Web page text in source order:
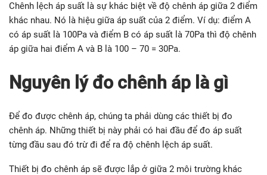
Chênh lệch áp suất là sự khác biệt về độ chênh áp giữa 2 điểm
khác nhau. Nó là hiệu giữa áp suất của 2 điểm. Ví dụ: điểm A
có áp suất là 100Pa và điểm B có áp suất là 70Pa thì độ chênh
áp giữa hai điểm A và B là 100 – 70 = 30Pa.
Nguyên lý đo chênh áp là gì
Để đo được chênh áp, chúng ta phải dùng các thiết bị đo
chênh áp. Những thiết bị này phải có hai đầu để đo áp suất
từng đầu sau đó trừ đi để ra độ chênh lệch áp suất.
Thiết bị đo chênh áp sẽ được lắp ở giữa 2 môi trường khác